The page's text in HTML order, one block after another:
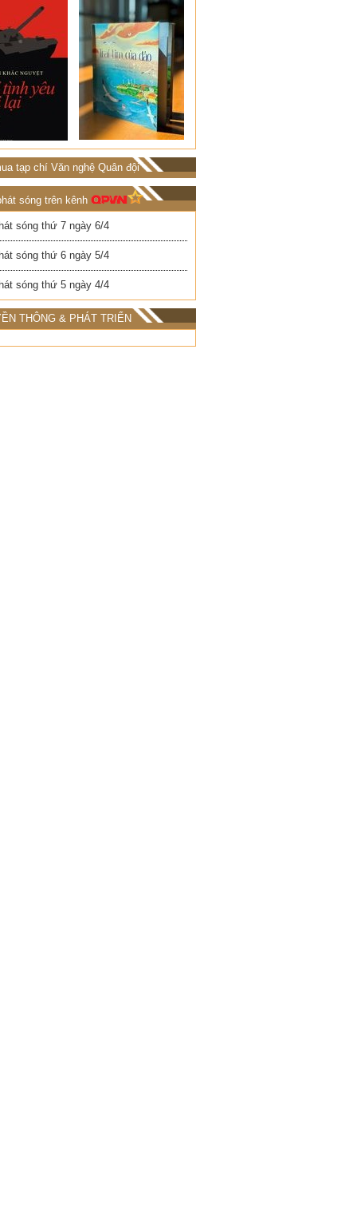
tạp chí Văn nghệ Quân đội
sóng trên kênh
sóng thứ 7 ngày 6/4
sóng thứ 6 ngày 5/4
sóng thứ 5 ngày 4/4
THÔNG & PHÁT TRIỂN